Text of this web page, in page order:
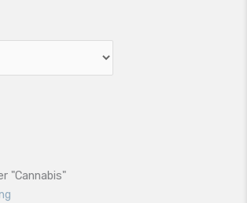
"Cannabis"